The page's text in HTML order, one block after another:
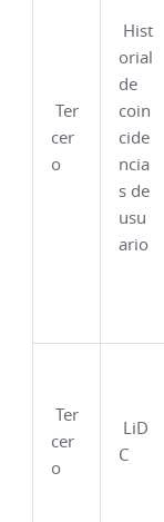
Ter
cer
o
Hist
orial
de
coin
cide
ncia
s de
usu
ario
Ter
cer
o
LiD
C